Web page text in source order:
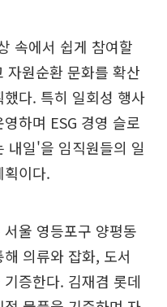
속에서 쉽게 참여할
자원순환 문화를 확산
다. 특히 일회성 행사
하며 ESG 경영 슬로
내일'을 임직원들의 일
이다.
울 영등포구 양평동
의류와 잡화, 도서
증한다. 김재겸 롯데